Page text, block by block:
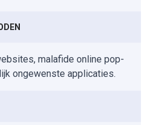
malafide online pop-
ongewenste applicaties.